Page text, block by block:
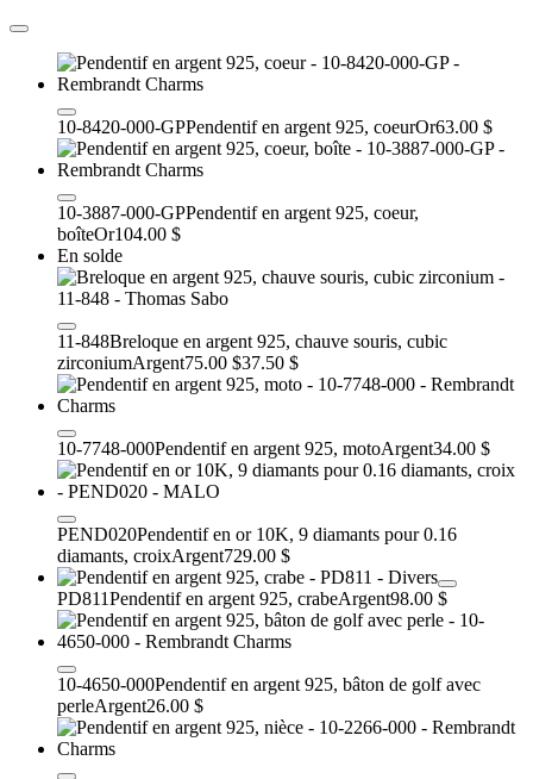
10-8420-000-GPPendentif en argent 925, coeurOr63.00 $
10-3887-000-GPPendentif en argent 925, coeur,
boîteOr104.00 $
En solde
11-848Breloque en argent 925, chauve souris, cubic
zirconiumArgent75.00 $37.50 $
10-7748-000Pendentif en argent 925, motoArgent34.00 $
PEND020Pendentif en or 10K, 9 diamants pour 0.16
diamants, croixArgent729.00 $
PD811Pendentif en argent 925, crabeArgent98.00 $
10-4650-000Pendentif en argent 925, bâton de golf avec
perleArgent26.00 $